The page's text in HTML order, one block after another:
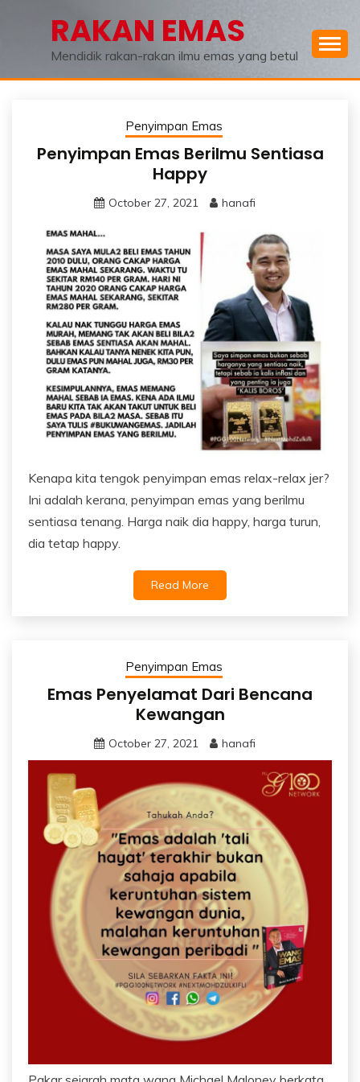
RAKAN EMAS
Mendidik rakan-rakan ilmu emas yang betul
Penyimpan Emas
Penyimpan Emas Berilmu Sentiasa
Happy
October 27, 2021 hanafi
Kenapa kita tengok penyimpan emas relax-relax jer?
Ini adalah kerana, penyimpan emas yang berilmu
sentiasa tenang. Harga naik dia happy, harga turun,
dia tetap happy.
Read More
Penyimpan Emas
Emas Penyelamat Dari Bencana
Kewangan
October 27, 2021 hanafi